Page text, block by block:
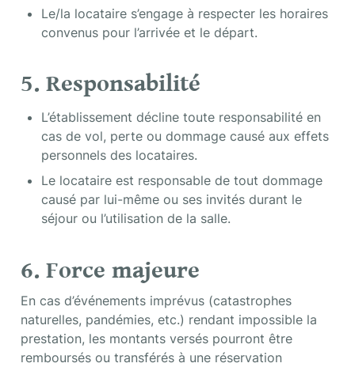
Le/la locataire s’engage à respecter les horaires
convenus pour l’arrivée et le départ.
5. Responsabilité
L’établissement décline toute responsabilité en
cas de vol, perte ou dommage causé aux effets
personnels des locataires.
Le locataire est responsable de tout dommage
causé par lui-même ou ses invités durant le
séjour ou l’utilisation de la salle.
6. Force majeure
En cas d’événements imprévus (catastrophes
naturelles, pandémies, etc.) rendant impossible la
prestation, les montants versés pourront être
remboursés ou transférés à une réservation